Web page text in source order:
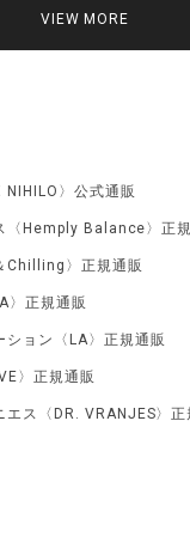
VIEW MORE
〉公式通販
〈Hemply Balance〉正
Chilling〉正規通販
〉正規通販
ション〈LA〉正規通販
〉正規通販
エス〈DR. VRANJES〉正